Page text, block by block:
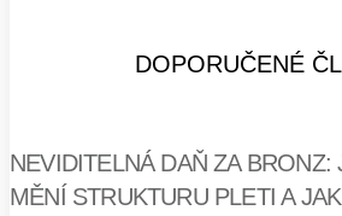
DOPORUČENÉ
NEVIDITELNÁ DAŇ ZA BRONZ:
MĚNÍ STRUKTURU PLETI A